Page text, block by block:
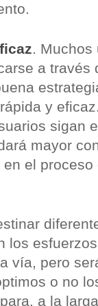
. Muchos
a través
y
sigan
mayor
el proceso
los
vía, pero
o no
a la